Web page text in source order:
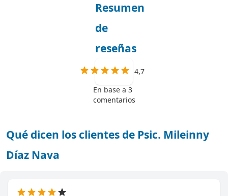
Resumen
de
reseñas
4,7
En base a 3
comentarios
Qué dicen los clientes de Psic. Mileinny
Díaz Nava